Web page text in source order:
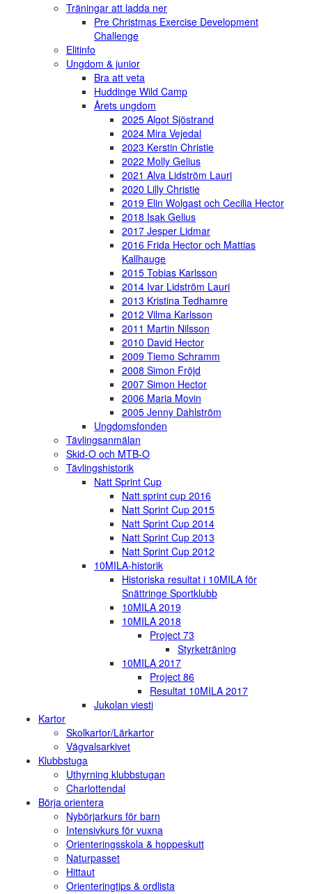
Träningar att ladda ner
Pre Christmas Exercise Development
Challenge
Elitinfo
Ungdom & junior
Bra att veta
Huddinge Wild Camp
Årets ungdom
2025 Algot Sjöstrand
2024 Mira Vejedal
2023 Kerstin Christie
2022 Molly Gelius
2021 Alva Lidström Lauri
2020 Lilly Christie
2019 Elin Wolgast och Cecilia Hector
2018 Isak Gelius
2017 Jesper Lidmar
2016 Frida Hector och Mattias
Kallhauge
2015 Tobias Karlsson
2014 Ivar Lidström Lauri
2013 Kristina Tedhamre
2012 Vilma Karlsson
2011 Martin Nilsson
2010 David Hector
2009 Tiemo Schramm
2008 Simon Fröjd
2007 Simon Hector
2006 Maria Movin
2005 Jenny Dahlström
Ungdomsfonden
Tävlingsanmälan
Skid-O och MTB-O
Tävlingshistorik
Natt Sprint Cup
Natt sprint cup 2016
Natt Sprint Cup 2015
Natt Sprint Cup 2014
Natt Sprint Cup 2013
Natt Sprint Cup 2012
10MILA-historik
Historiska resultat i 10MILA för
Snättringe Sportklubb
10MILA 2019
10MILA 2018
Project 73
Styrketräning
10MILA 2017
Project 86
Resultat 10MILA 2017
Jukolan viesti
Kartor
Skolkartor/Lärkartor
Vägvalsarkivet
Klubbstuga
Uthyrning klubbstugan
Charlottendal
Börja orientera
Nybörjarkurs för barn
Intensivkurs för vuxna
Orienteringsskola & hoppeskutt
Naturpasset
Hittaut
Orienteringtips & ordlista